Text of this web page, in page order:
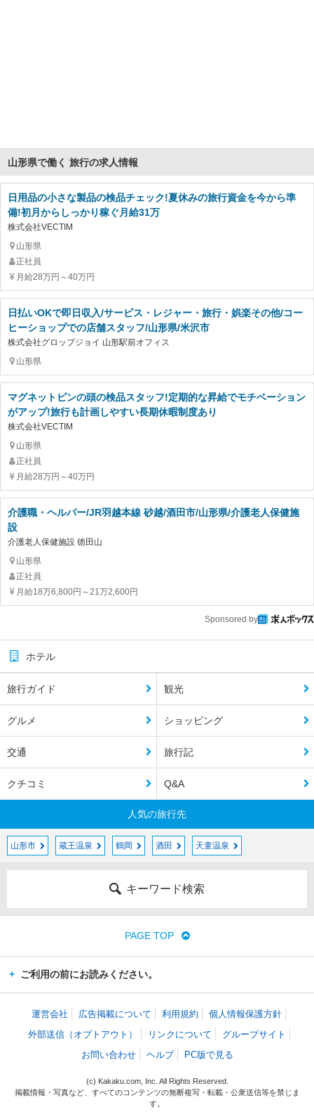
山形県で働く 旅行の求人情報
日用品の小さな製品の検品チェック!夏休みの旅行資金を今から準
備!初月からしっかり稼ぐ月給31万
株式会社VECTIM
山形県
正社員
月給28万円～40万円
日払いOKで即日収入/サービス・レジャー・旅行・娯楽その他/コー
ヒーショップでの店舗スタッフ/山形県/米沢市
株式会社グロップジョイ 山形駅前オフィス
山形県
マグネットピンの頭の検品スタッフ!定期的な昇給でモチベーション
がアップ!旅行も計画しやすい長期休暇制度あり
株式会社VECTIM
山形県
正社員
月給28万円～40万円
介護職・ヘルパー/JR羽越本線 砂越/酒田市/山形県/介護老人保健施
設
介護老人保健施設 徳田山
山形県
正社員
月給18万6,800円～21万2,600円
Sponsored by
ホテル
旅行ガイド 観光
グルメ ショッピング
交通 旅行記
クチコミ Q&A
人気の旅行先
山形市 蔵王温泉 鶴岡 酒田 天童温泉
キーワード検索
PAGE TOP
ご利用の前にお読みください。
運営会社 広告掲載について 利用規約
個人情報保護方針
外部送信（オプトアウト）
リンクについて
グループサイト
お問い合わせ
ヘルプ PC版で見る
(c) Kakaku.com, Inc. All Rights Reserved.
掲載情報・写真など、すべてのコンテンツの無断複写・転載・公衆送信等を禁じま
す。